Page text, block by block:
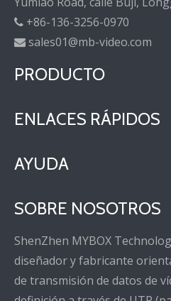
 +86-136-3256-0970
 sales01@mb-video.com
PRODUCTO
ENLACES RÁPIDOS
AYUDA
SOBRE NOSOTROS
ShenZhen MYBOX
diseñador y fabricante
de transmisión de datos de